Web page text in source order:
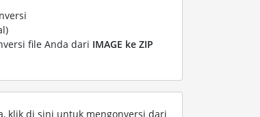
file Anda dari IMAGE ke ZIP
klik di sini untuk mengonversi dari